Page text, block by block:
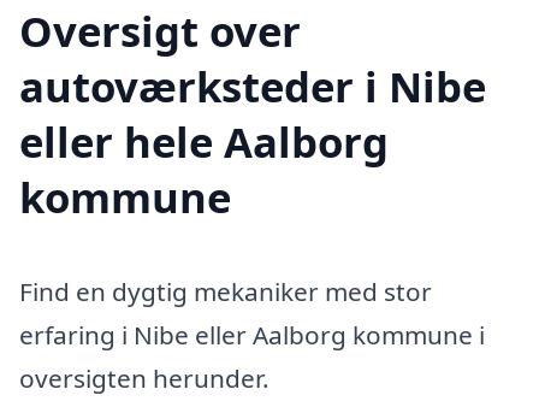
Oversigt over
autoværksteder i Nibe
eller hele Aalborg
kommune
Find en dygtig mekaniker med stor
erfaring i Nibe eller Aalborg kommune i
oversigten herunder.